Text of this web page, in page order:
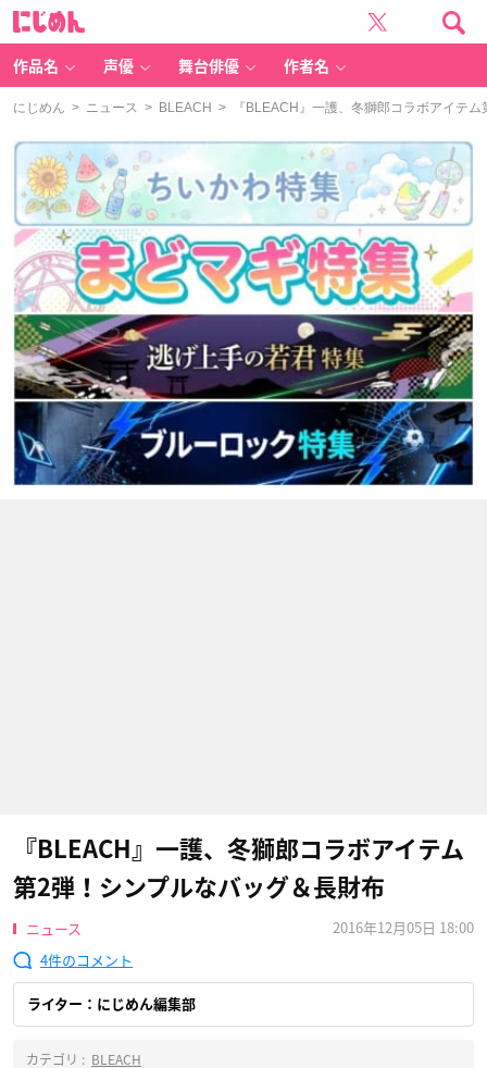
作品名 声優 舞台俳優 作者名
にじめん > ニュース > BLEACH > 『BLEACH』一護、冬獅郎コラボアイテ
『BLEACH』一護、冬獅郎コラボアイテム
第2弾！シンプルなバッグ＆長財布
ニュース
2016年12月05日 18:00
4
ライター：にじめん編集部
カテゴリ : BLEACH